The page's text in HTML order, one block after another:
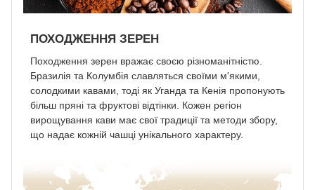
ПОХОДЖЕННЯ ЗЕРЕН
Походження зерен вражає своєю різноманітністю.
Бразилія та Колумбія славляться своїми м'якими,
солодкими кавами, тоді як Уганда та Кенія пропонують
більш пряні та фруктові відтінки. Кожен регіон
вирощування кави має свої традиції та методи збору,
що надає кожній чашці унікального характеру.